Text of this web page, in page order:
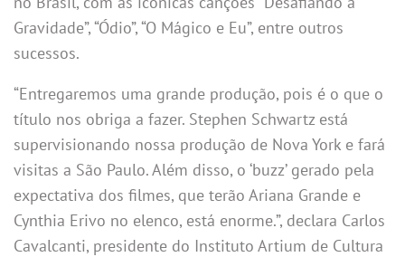
Gravidade”, “Ódio”, “O Mágico e Eu”, entre outros
sucessos.
​​“Entregaremos uma grande produção, pois é o que o
título nos obriga a fazer. Stephen Schwartz está
supervisionando nossa produção de Nova York e fará
visitas a São Paulo. Além disso, o ‘buzz’ gerado pela
expectativa dos filmes, que terão Ariana Grande e
Cynthia Erivo no elenco, está enorme.”, declara Carlos
Cavalcanti, presidente do Instituto Artium de Cultura